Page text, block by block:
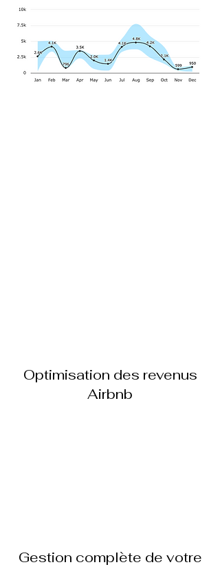
Optimisation des revenus
Airbnb
Gestion complète de votre